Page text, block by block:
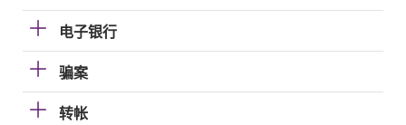
电子银行
骗案
转帐